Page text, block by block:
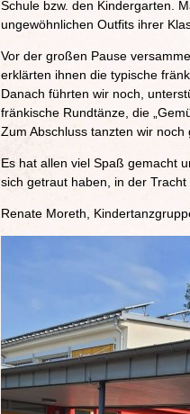
Schule bzw. den Kindergarten.
ungewöhnlichen Outfits ihrer
Vor der großen Pause
erklärten ihnen die typische
Danach führten wir noch,
fränkische Rundtänze, die
Zum Abschluss tanzten wir
Es hat allen viel Spaß gemacht
sich getraut haben, in der Tracht
Renate Moreth,